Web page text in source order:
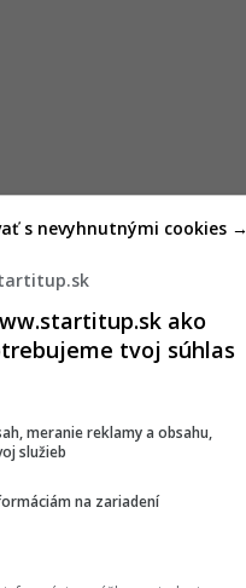
neostávajú len
Slovenska.
trhy – Českú
aj nové
Nie je to prvýkrát,
trhom s
ako
tvoj súhlas
meranie reklamy a obsahu,
služieb
na zariadení
s nevyhnutnými cookies →